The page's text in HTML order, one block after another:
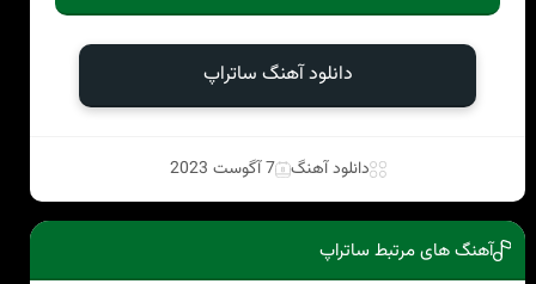
دانلود آهنگ ساتراپ
دانلود آهنگ 7 آگوست 2023
آهنگ های مرتبط ساتراپ